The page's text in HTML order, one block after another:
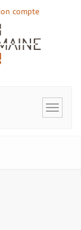
compte
Toggle